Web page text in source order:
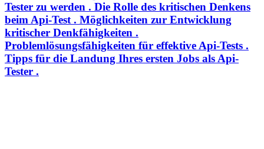
Tester zu werden . Die Rolle des kritischen Denkens
beim Api-Test . Möglichkeiten zur Entwicklung
kritischer Denkfähigkeiten .
Problemlösungsfähigkeiten für effektive Api-Tests .
Tipps für die Landung Ihres ersten Jobs als Api-
Tester .